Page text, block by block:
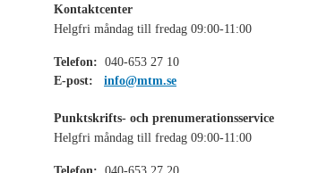
Kontaktcenter
Helgfri måndag till fredag 09:00-11:00
Telefon: 040-653 27 10
E-post:
info@mtm.se
Punktskrifts- och prenumerationsservice
Helgfri måndag till fredag 09:00-11:00